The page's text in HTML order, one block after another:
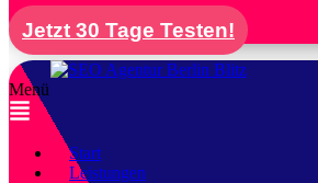
Jetzt 30 Tage Testen!
Menü
Start
Leistungen